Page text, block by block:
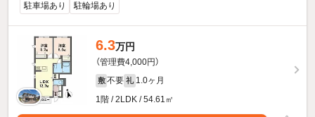
駐車場あり 駐輪場あり
6.3万円
（管理費4,000円）
敷 不要 礼 1.0ヶ月
1階 / 2LDK / 54.61㎡